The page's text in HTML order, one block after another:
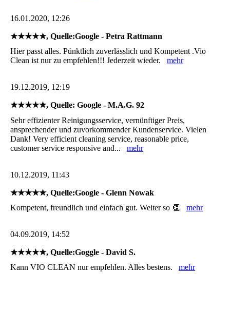
16.01.2020, 12:26
★★★★★, Quelle:Google - Petra Rattmann
Hier passt alles. Pünktlich zuverlässlich und Kompetent .Vio
Clean ist nur zu empfehlen!!! Jederzeit wieder. mehr
19.12.2019, 12:19
★★★★★, Quelle: Google - M.A.G. 92
Sehr effizienter Reinigungsservice, vernünftiger Preis,
ansprechender und zuvorkommender Kundenservice. Vielen
Dank! Very efficient cleaning service, reasonable price,
customer service responsive and... mehr
10.12.2019, 11:43
★★★★★, Quelle:Google - Glenn Nowak
Kompetent, freundlich und einfach gut. Weiter so 👏 mehr
04.09.2019, 14:52
★★★★★, Quelle:Goggle - David S.
Kann VIO CLEAN nur empfehlen. Alles bestens. mehr